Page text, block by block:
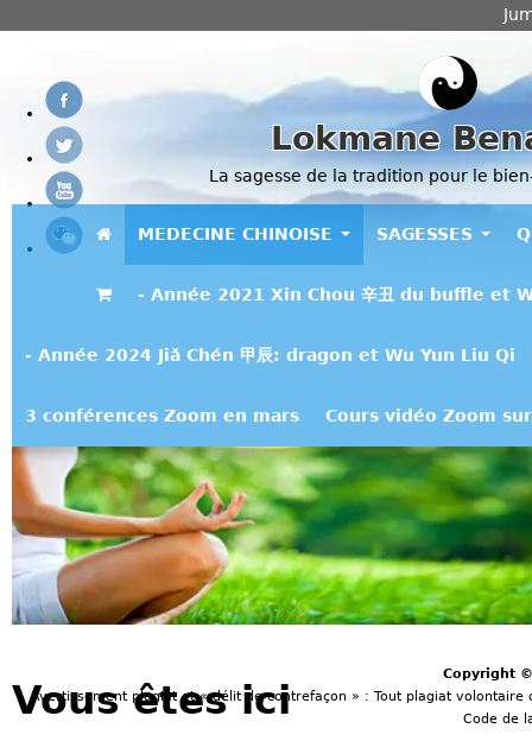
Lokmane
La sagesse de la tradition pour le
MEDECINE CHINOISE SAGESSES
- Année 2021 Xin Chou 辛丑 du buffle et
- Année 2024 Jiǎ Chén 甲辰: dragon et Wu Yun Liu Qi
3 conférences Zoom en mars Cours vidéo Zoom
Vous êtes ici
Copyright
Avertissement plagiat et « délit de contrefaçon » : Tout plagiat
Code de